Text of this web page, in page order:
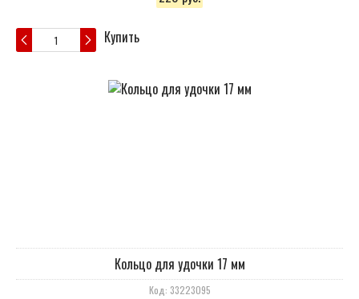
Купить
Кольцо для удочки 17 мм
Код: 33223095